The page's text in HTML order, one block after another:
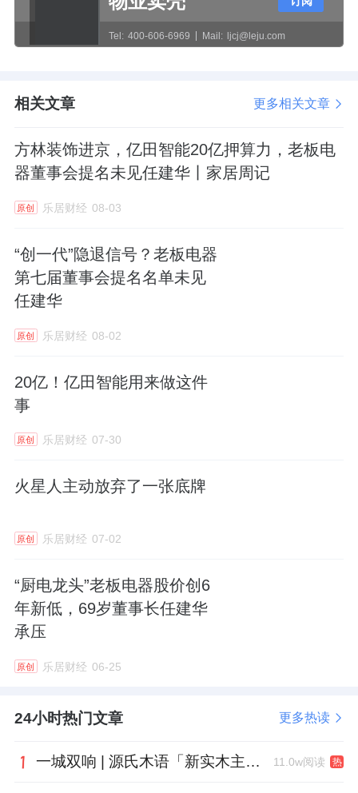
高管薪酬呈现稳步增长态势。2025年年报显
示，公司11位核心高管合计领取薪酬796.61万
著。
其中，董事长兼总裁潘叶江薪酬最高，达117.5
万元，较上年增加26.39万元；副总裁仇明贵、
蒋凌伟薪酬增幅均超30%，薪酬增长速度远超
需要客观指出的是，高管薪酬增长并非完全无
据可依。公司年报披露，薪酬体系与经营目标
完成度、行业薪酬水平挂钩，2025年部分高管
但从市场反馈来看，同期公司股价全年下跌
股东回报与高管薪酬增长的反差，引发了投资
者对激励机制合理性的讨论。
2025年，华帝股份销售费用高达14.88亿元，
发费用占营收比重仅4.14%，远低于
器 、方太等同行6%-8%的平均水平。
研发投入不足直接影响产品创新能力，黑猫投
气灶故障、油烟机吸力不足等质量问题频发，
Tel: 400-606-6969 Mail: ljcj@leju.com
相关文章 更多相关文章
方林装饰进京，亿田智能20亿押算力，老板电
器董事会提名未见任建华丨家居周记
原创 乐居财经 08-03
“创一代”隐退信号？老板电器
第七届董事会提名名单未见
任建华
原创 乐居财经 08-02
20亿！亿田智能用来做这件
事
原创 乐居财经 07-30
火星人主动放弃了一张底牌
原创 乐居财经 07-02
“厨电龙头”老板电器股价创6
年新低，69岁董事长任建华
承压
原创 乐居财经 06-25
24小时热门文章 更多热读
一城双响 | 源氏木语「新实木主义——黑标生活提案」发布会落地天津，黑标旗舰店盛大启幕 11.0w阅读 热